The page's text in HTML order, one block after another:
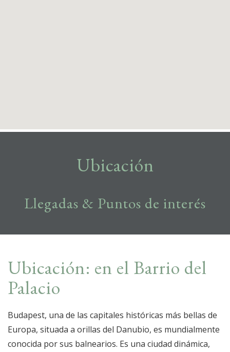
Ubicación
Llegadas & Puntos de interés
Ubicación: en el Barrio del
Palacio
Budapest, una de las capitales históricas más bellas de
Europa, situada a orillas del Danubio, es mundialmente
conocida por sus balnearios. Es una ciudad dinámica,